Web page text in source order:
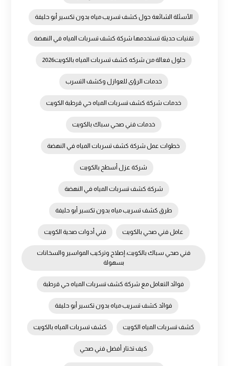
الأسئلة الشائعة حول كشف تسريب مياه بدون تكسير أبو حليفة
تقنيات حديثة تستخدمها شركة كشف تسربات المياه في النهضة
حلول فعالة من شركه كشف تسربات المياه بالكويت2026
خدمات الرؤى للعوازل وكشف التسرب
خدمات شركة كشف تسربات المياه حي قرطبة الكويت
خدمات فني صحي سباك بالكويت
خطوات عمل شركة كشف تسربات المياه في النهضة
شركة عزل أسطح بالكويت
شركة كشف تسربات المياه في النهضة
طرق كشف تسريب مياه بدون تكسير أبو حليفة
عامل فني صحي بالكويت فني أدوات صحية الكويت
فني صحي سباك بالكويت: إصلاح وتركيب المواسير والسخانات
بسهولة
فوائد التعامل مع شركة كشف تسربات المياه حي قرطبة
فوائد كشف تسريب مياه بدون تكسير أبو حليفة
كشف تسربات المياه الكويت كشف تسربات المياه بالكويت
كيف تختار أفضل فني صحي